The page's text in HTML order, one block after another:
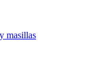
masillas